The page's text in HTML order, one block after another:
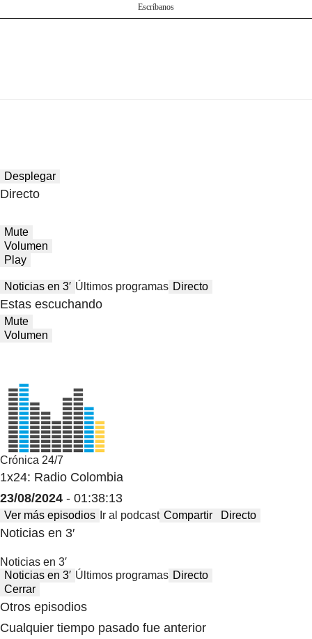
Escríbanos
Desplegar
Directo
Mute
Volumen
Play
Noticias en 3′ Últimos programas Directo
Estas escuchando
Mute
Volumen
Crónica 24/7
1x24: Radio Colombia
23/08/2024 - 01:38:13
Ver más episodios Ir al podcast Compartir Directo
Noticias en 3′
Noticias en 3′
Noticias en 3′ Últimos programas Directo
Cerrar
Otros episodios
Cualquier tiempo pasado fue anterior